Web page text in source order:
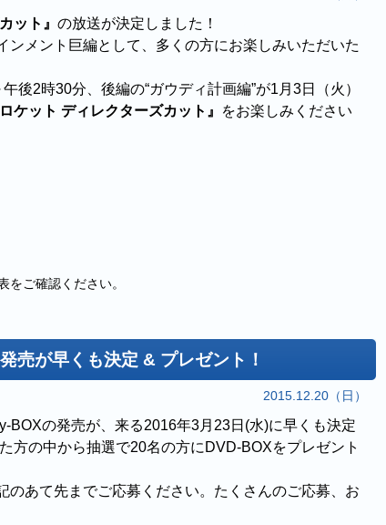
ット』 の放送が決定しました！
メント巨編として、多くの方にお楽しみいただいた
後2時30分、後編の“ガウディ計画編”が1月3日（火）
ロケット ディレクターズカット』
をお楽しみください
ご確認ください。
売が早くも決定 & プレゼント！
2015.12.20（日）
の発売が、来る2016年3月23日(水)に早くも決定
方の中から抽選で20名の方にDVD-BOXをプレゼント
あて先までご応募ください。たくさんのご応募、お